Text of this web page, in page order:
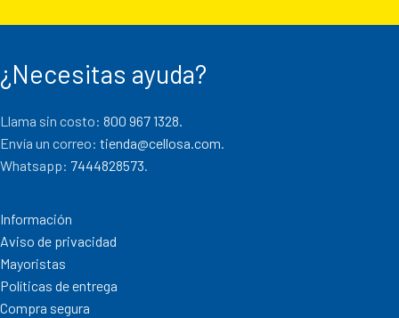
¿Necesitas ayuda?
Llama sin costo: 800 967 1328.
Envía un correo: tienda@cellosa.com.
Whatsapp: 7444828573.
Información
Aviso de privacidad
Mayoristas
Políticas de entrega
Compra segura